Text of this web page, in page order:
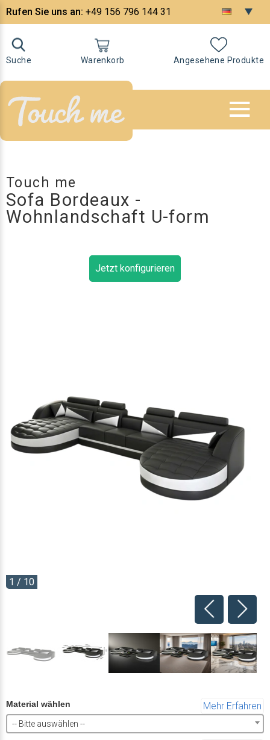
Rufen Sie uns an: +49 156 796 144 31
Suche Warenkorb Angesehene Produkte
Touch me
Sofa Bordeaux -
Wohnlandschaft U-form
Jetzt konfigurieren
1 / 10
Material wählen Mehr Erfahren
-- Bitte auswählen --